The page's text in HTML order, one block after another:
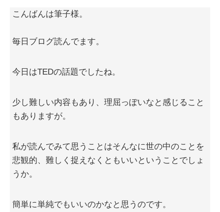
こんばんは筆子様。
毎日ブログ読んでます。
今日はTEDの話題でしたね。
少し難しい内容もあり、理屈っぽいなと感じること
もありますが。
私が読んでみて思うことはそんなに世の中のことを
悲観的、難しく捉えなくともいいということでしょ
うか。
簡単に単純でもいいのかなと思うのです。